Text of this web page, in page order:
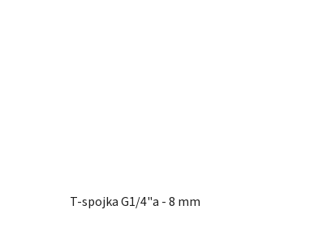
T-spojka G1/4"a - 8 mm